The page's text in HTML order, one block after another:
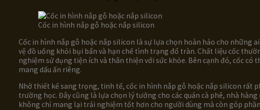
Cốc in hình nắp gỗ hoặc nắp silicon
Cốc in hình nắp gỗ hoặc nắp silicon là sự lựa chọn hoàn hảo cho những
vệ đồ uống khỏi bụi bẩn và hạn chế tình trạng đổ tràn. Chất liệu cốc
nghiệm sử dụng tiện ích và thân thiện với sức khỏe. Bên cạnh đó, cốc
mang dấu ấn riêng.
Nhờ thiết kế sang trọng, tinh tế, cốc in hình nắp gỗ hoặc nắp silicon rất
trường học. Đây cũng là lựa chọn lý tưởng cho các quán cà phê, nhà
không chỉ mang lại trải nghiệm tốt hơn cho người dùng mà còn góp